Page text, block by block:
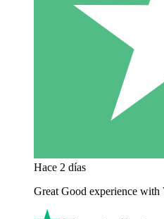
Hace 2 días
Great Good experience with